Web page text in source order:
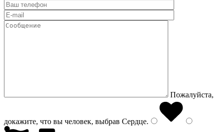
Пожалуйста,
докажите, что вы человек, выбрав Сердце.